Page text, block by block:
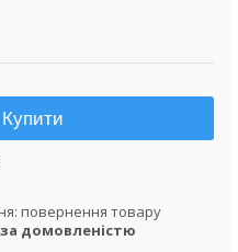
Купити
повернення товару
за домовленістю